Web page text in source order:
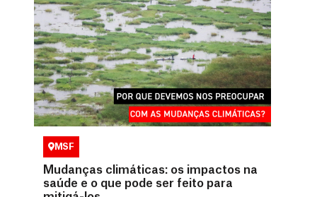
MSF
Mudanças climáticas: os impactos na
saúde e o que pode ser feito para